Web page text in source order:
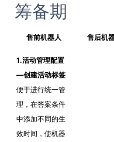
筹备期
售前机器人 售后机
1.活动管理配置
—创建活动标签
便于进行统一管
理，在答案条件
中添加不同的生
效时间，使机器